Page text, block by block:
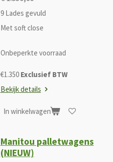
9 Lades gevuld
Met soft close
Onbeperkte voorraad
€1.350 Exclusief BTW
Bekijk details
In winkelwagen
Manitou palletwagens
(NIEUW)